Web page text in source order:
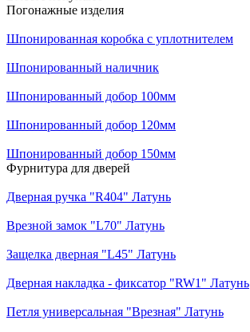
Погонажные изделия
Шпонированная коробка с уплотнителем
Шпонированный наличник
Шпонированный добор 100мм
Шпонированный добор 120мм
Шпонированный добор 150мм
Фурнитура для дверей
Дверная ручка "R404" Латунь
Врезной замок "L70" Латунь
Защелка дверная "L45" Латунь
Дверная накладка - фиксатор "RW1" Латунь
Петля универсальная "Врезная" Латунь